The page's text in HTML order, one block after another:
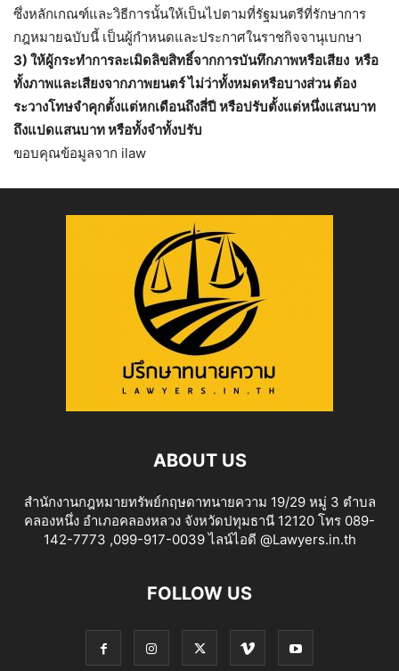
ซึ่งหลักเกณฑ์และวิธีการนั้นให้เป็นไปตามที่รัฐมนตรีที่รักษาการ
กฎหมายฉบับนี้ เป็นผู้กำหนดและประกาศในราชกิจจานุเบกษา
3) ให้ผู้กระทำการละเมิดลิขสิทธิ์จากการบันทึกภาพหรือเสียง หรือ
ทั้งภาพและเสียงจากภาพยนตร์ ไม่ว่าทั้งหมดหรือบางส่วน ต้อง
ระวางโทษจำคุกตั้งแต่หกเดือนถึงสี่ปี หรือปรับตั้งแต่หนึ่งแสนบาท
ถึงแปดแสนบาท หรือทั้งจำทั้งปรับ
ขอบคุณข้อมูลจาก ilaw
ABOUT US
สำนักงานกฎหมายทรัพย์กฤษดาทนายความ 19/29 หมู่ 3 ตำบล
คลองหนึ่ง อำเภอคลองหลวง จังหวัดปทุมธานี 12120 โทร 089-
142-7773 ,099-917-0039 ไลน์ไอดี @Lawyers.in.th
FOLLOW US